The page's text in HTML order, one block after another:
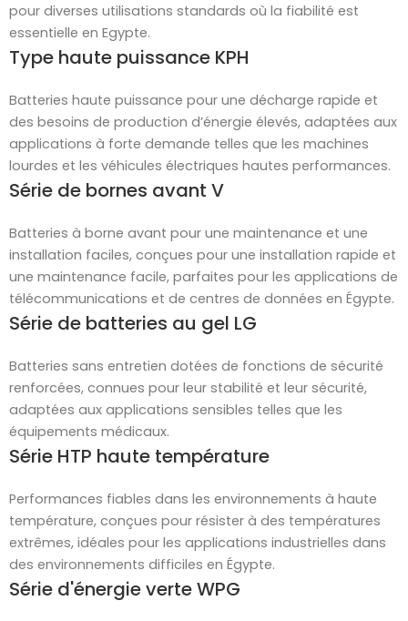
pour diverses utilisations standards où la fiabilité est
essentielle en Egypte.
Type haute puissance KPH
Batteries haute puissance pour une décharge rapide et
des besoins de production d’énergie élevés, adaptées aux
applications à forte demande telles que les machines
lourdes et les véhicules électriques hautes performances.
Série de bornes avant V
Batteries à borne avant pour une maintenance et une
installation faciles, conçues pour une installation rapide et
une maintenance facile, parfaites pour les applications de
télécommunications et de centres de données en Égypte.
Série de batteries au gel LG
Batteries sans entretien dotées de fonctions de sécurité
renforcées, connues pour leur stabilité et leur sécurité,
adaptées aux applications sensibles telles que les
équipements médicaux.
Série HTP haute température
Performances fiables dans les environnements à haute
température, conçues pour résister à des températures
extrêmes, idéales pour les applications industrielles dans
des environnements difficiles en Égypte.
Série d'énergie verte WPG